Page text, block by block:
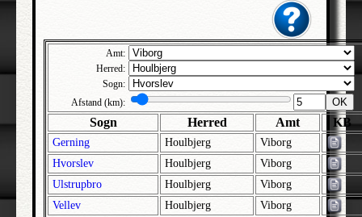
Allindemagle | Ringsted | Sorø
Alling | Gjern | Skanderborg
Allinge-Sandvig | Bornholm Nørre | Bornholm
Almind | Brusk | Vejle
Almind | Lysgård | Viborg
Alrø | Hads | Århus
Als | Hindsted | Ålborg
Alslev | Fakse | Præstø
Amt:
Herred:
Sogn:
Afstand (km):
OK
Sogn Herred Amt KB
Gerning Houlbjerg
Viborg
Hvorslev
Houlbjerg
Viborg
Ulstrupbro
Houlbjerg
Viborg
Vellev
Houlbjerg Viborg